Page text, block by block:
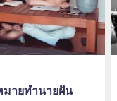
มายทำนายฝัน